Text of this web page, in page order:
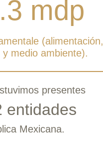
mdp
(alimentación,
medio ambiente).
presentes
entidades
Mexicana.